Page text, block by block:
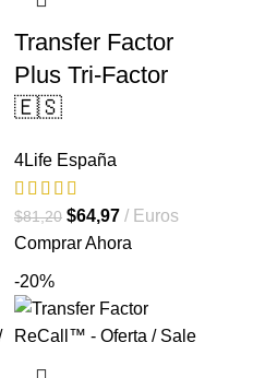
Transfer Factor
Plus Tri-Factor
🇪🇸
4Life España
$81,20 El
precio
$64,97El
precio
Euros
Comprar Ahora
-20%